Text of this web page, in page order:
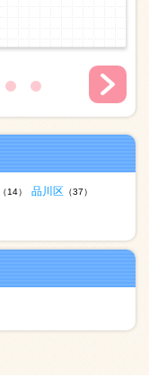
（14） 品川区 （37）